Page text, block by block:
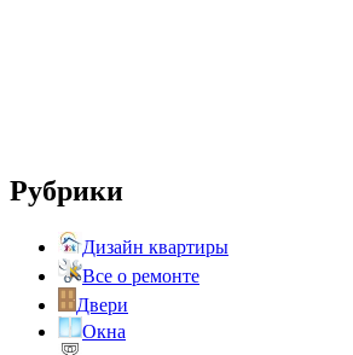
Рубрики
Дизайн квартиры
Все о ремонте
Двери
Окна